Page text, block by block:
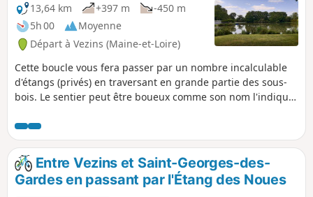
13,64 km
+397 m
-450 m
5h 00
Moyenne
Départ à Vezins (Maine-et-Loire)
Cette boucle vous fera passer par un nombre incalculable
d'étangs (privés) en traversant en grande partie des sous-
bois. Le sentier peut être boueux comme son nom l'indique,
préférence à la belle saison, les chemins sont ombragés et
moins boueux.De nombreuses variantes permettent de
raccourcir la boucle.
Entre Vezins et Saint-Georges-des-
Gardes en passant par l'Étang des Noues